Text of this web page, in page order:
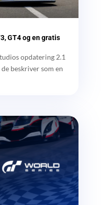
GT4 og en gratis
opdatering 2.1
beskriver som en